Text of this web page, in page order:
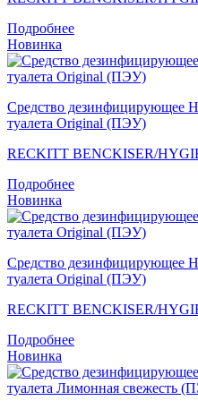
Подробнее
Новинка
Средство дезинфицирующее
туалета Original (ПЭУ)
RECKITT BENCKISER/
Подробнее
Новинка
Средство дезинфицирующее
туалета Original (ПЭУ)
RECKITT BENCKISER/
Подробнее
Новинка